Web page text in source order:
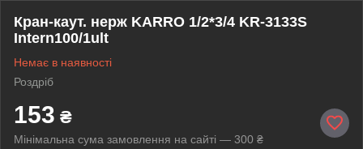
Кран-каут. нерж KARRO 1/2*3/4 KR-3133S
Intern100/1ult
Немає в наявності
Роздріб
153 ₴
Мінімальна сума замовлення на сайті — 300 ₴